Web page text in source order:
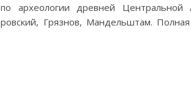
археологии древней Центральной
Грязнов, Мандельштам.